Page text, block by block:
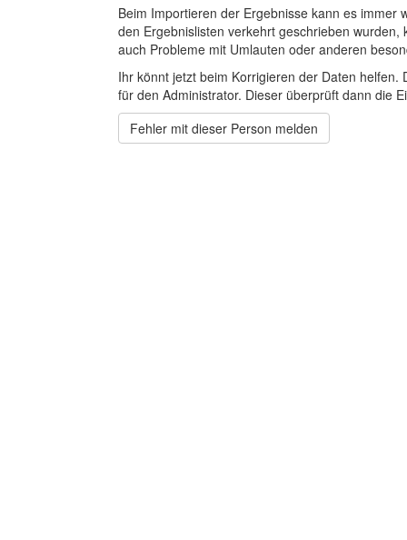
Beim Importieren der Ergebnisse kann es
den Ergebnislisten verkehrt geschrieben
auch Probleme mit Umlauten oder anderen
Ihr könnt jetzt beim Korrigieren der Daten
für den Administrator. Dieser überprüft dann die
Fehler mit dieser Person melden